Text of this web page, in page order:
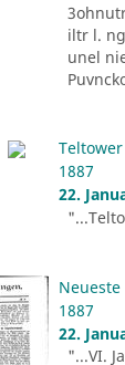
iltr l.
unel
1887
22.
1887
22.
"...VI.